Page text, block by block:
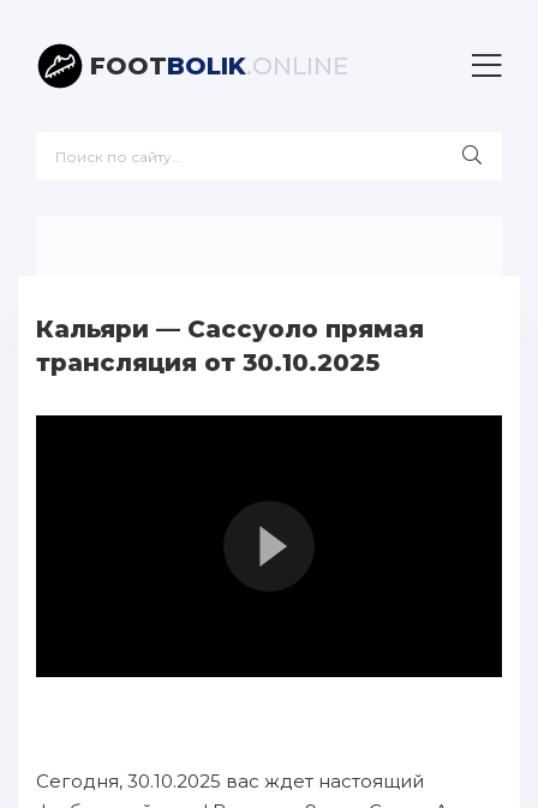
FOOTBOLIK.ONLINE
Кальяри — Сассуоло прямая
трансляция от 30.10.2025
Сегодня, 30.10.2025 вас ждет настоящий